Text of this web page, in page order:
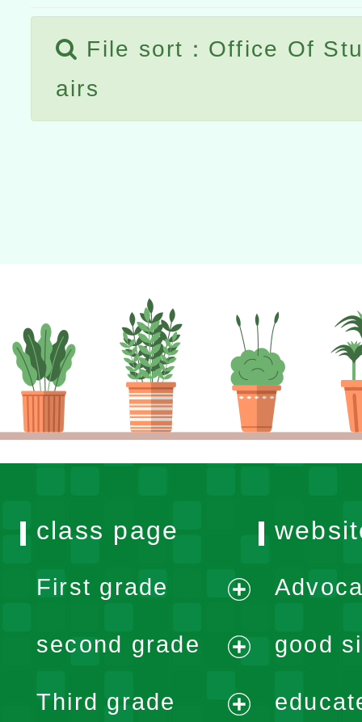
File sort：Office Of
airs
class page
First grade
menu
second grade
Third grade
good